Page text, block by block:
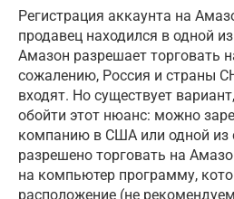
Регистрация аккаунта на
продавец находился в одной
Амазон разрешает торговать
сожалению, Россия и страны
входят. Но существует
обойти этот нюанс: можно
компанию в США или одной из
разрешено торговать на
на компьютер программу,
расположение (не